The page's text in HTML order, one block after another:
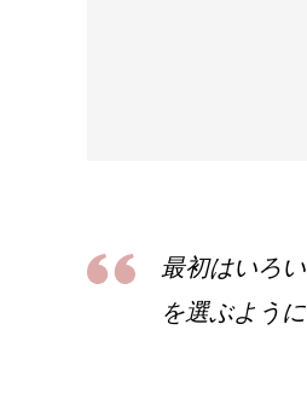
最初はいろ
を選ぶよう